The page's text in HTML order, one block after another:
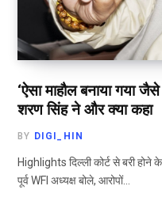
‘ऐसा माहौल बनाया गया
शरण सिंह ने और क्या कहा
BY DIGI_HIN
Highlights दिल्ली कोर्ट से बरी होने
पूर्व WFI अध्यक्ष बोले, आरोपों…